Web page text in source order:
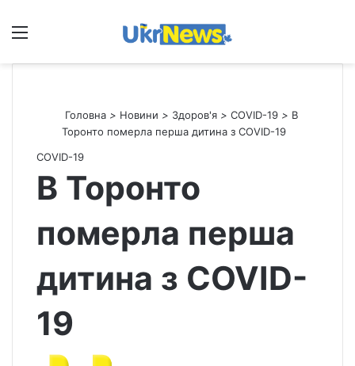
Меню
Головна > Новини > Здоров'я > СOVID-19 > В
Торонто померла перша дитина з COVID-19
СOVID-19
В Торонто
померла перша
дитина з COVID-
19